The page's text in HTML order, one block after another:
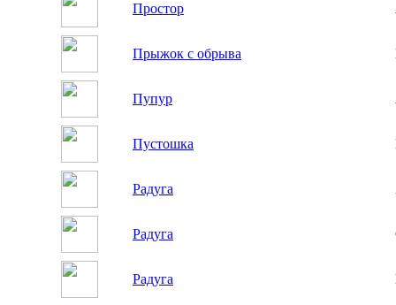
Простор
Прыжок с обрыва
Пупур
Пустошка
Радуга
Радуга
Радуга